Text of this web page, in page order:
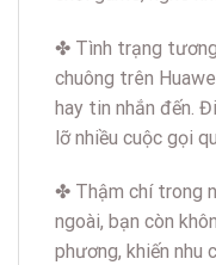
✤ Tình trạng
chuông trên
hay tin nhắn đến.
lỡ nhiều cuộc gọi
✤ Thậm chí trong
ngoài, bạn còn
phương, khiến nhu